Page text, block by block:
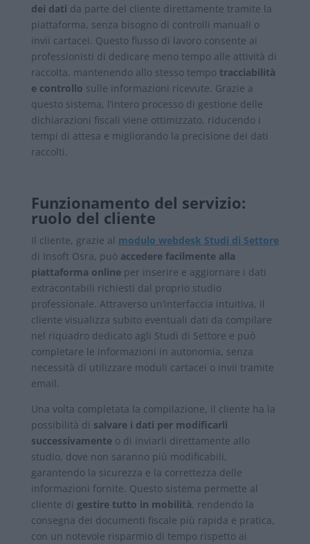
dei dati da parte del cliente direttamente tramite la
piattaforma, senza bisogno di controlli manuali o
invii cartacei. Questo flusso di lavoro consente ai
professionisti di dedicare meno tempo alle attività di
raccolta, mantenendo allo stesso tempo tracciabilità
e controllo sulle informazioni ricevute. Grazie a
questo sistema, l’intero processo di gestione delle
dichiarazioni fiscali viene ottimizzato, riducendo i
tempi di attesa e migliorando la precisione dei dati
raccolti.
Funzionamento del servizio:
ruolo del cliente
Il cliente, grazie al modulo webdesk Studi di Settore
di Insoft Osra, può accedere facilmente alla
piattaforma onlineper inserire e aggiornare i dati
extracontabili richiesti dal proprio studio
professionale. Attraverso un’interfaccia intuitiva, il
cliente visualizza subito eventuali dati da compilare
nel riquadro dedicato agli Studi di Settore e può
completare le informazioni in autonomia, senza
necessità di utilizzare moduli cartacei o invii tramite
email.
Una volta completata la compilazione, il cliente ha la
possibilità di salvare i dati per modificarli
successivamenteo di inviarli direttamente allo
studio, dove non saranno più modificabili,
garantendo la sicurezza e la correttezza delle
informazioni fornite. Questo sistema permette al
cliente di gestire tutto in mobilità, rendendo la
consegna dei documenti fiscale più rapida e pratica,
con un notevole risparmio di tempo rispetto ai